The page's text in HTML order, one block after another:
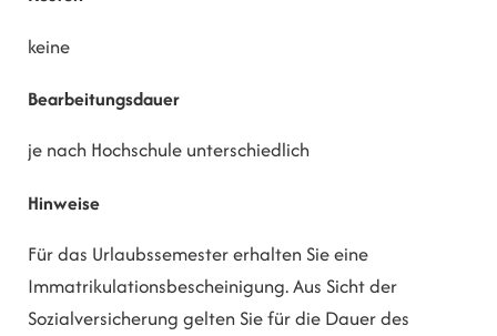
keine
Bearbeitungsdauer
je nach Hochschule unterschiedlich
Hinweise
Für das Urlaubssemester erhalten Sie eine
Immatrikulationsbescheinigung. Aus Sicht der
Sozialversicherung gelten Sie für die Dauer des